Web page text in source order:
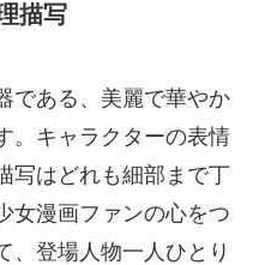
描写
である、美麗で華やか
。キャラクターの表情
写はどれも細部まで丁
女漫画ファンの心をつ
、登場人物一人ひとり